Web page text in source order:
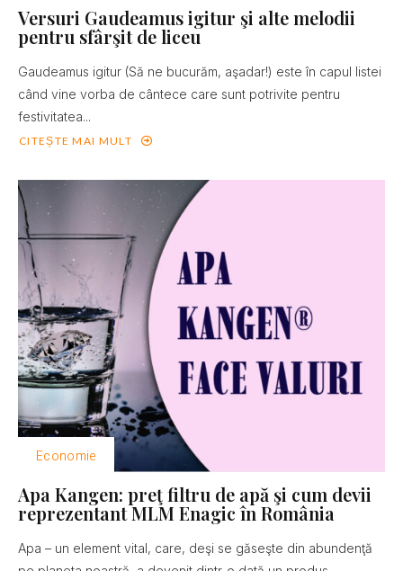
Versuri Gaudeamus igitur şi alte melodii
pentru sfârşit de liceu
Gaudeamus igitur (Să ne bucurăm, aşadar!) este în capul listei
când vine vorba de cântece care sunt potrivite pentru
festivitatea...
CITEȘTE MAI MULT
Economie
Apa Kangen: preţ filtru de apă şi cum devii
reprezentant MLM Enagic în România
Apa – un element vital, care, deşi se găseşte din abundenţă